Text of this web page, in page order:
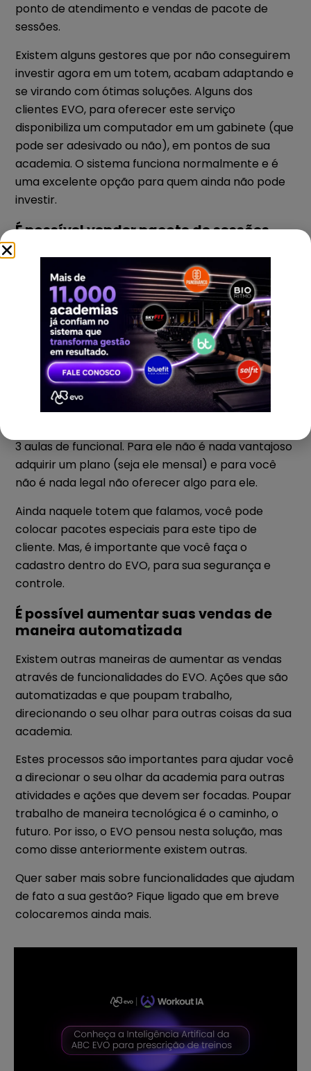
ponto de atendimento e vendas de pacote de
sessões.
Existem alguns gestores que por não conseguirem
investir agora em um totem, acabam adaptando e
se virando com ótimas soluções. Alguns dos
clientes EVO, para oferecer este serviço
disponibiliza um computador em um gabinete (que
pode ser adesivado ou não), em pontos de sua
academia. O sistema funciona normalmente e é
uma excelente opção para quem ainda não pode
investir.
É possível vender pacote de sessões
Sim. Existem algumas pessoas que muitas vezes
não querem fechar longos planos ou então
pretendem fazer uma única modalidade sem
utilizar o restante dos serviços do seu negócio. E
eles podem/devem ser atendidos, já que
representam também vendas para você.
Por exemplo, você recebe um cliente que está de
3 aulas de funcional. Para ele não é nada vantajoso
adquirir um plano (seja ele mensal) e para você
não é nada legal não oferecer algo para ele.
Ainda naquele totem que falamos, você pode
colocar pacotes especiais para este tipo de
cliente. Mas, é importante que você faça o
cadastro dentro do EVO, para sua segurança e
controle.
É possível aumentar suas vendas de
maneira automatizada
Existem outras maneiras de aumentar as vendas
através de funcionalidades do EVO. Ações que são
automatizadas e que poupam trabalho,
direcionando o seu olhar para outras coisas da sua
academia.
Estes processos são importantes para ajudar você
a direcionar o seu olhar da academia para outras
atividades e ações que devem ser focadas. Poupar
trabalho de maneira tecnológica é o caminho, o
futuro. Por isso, o EVO pensou nesta solução, mas
como disse anteriormente existem outras.
Quer saber mais sobre funcionalidades que ajudam
de fato a sua gestão? Fique ligado que em breve
colocaremos ainda mais.